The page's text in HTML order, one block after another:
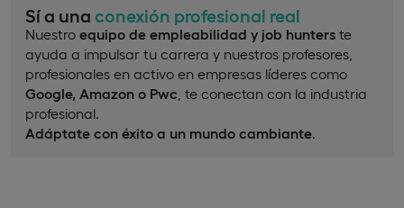
Sí a una conexión profesional real
Nuestro equipo de empleabilidad y job hunters te
ayuda a impulsar tu carrera y nuestros profesores,
profesionales en activo en empresas líderes como
Google, Amazon o Pwc , te conectan con la industria
profesional.
Adáptate con éxito a un mundo cambiante